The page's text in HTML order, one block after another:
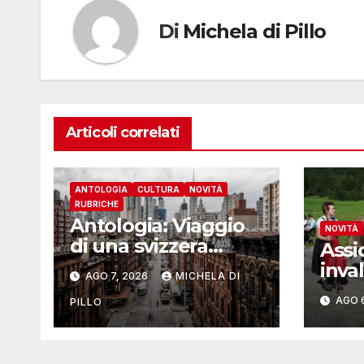
Di Michela di Pillo
Articoli correlati
ANTOLOGIA CULTURA
NOVITÀ
RUBRICHE
Antologia: Viaggio
di una svizzera
intorno al mondo –
Yosemite
AGO 7, 2026 MICHELA DI
PILLO
NOVITÀ
nel
AGO